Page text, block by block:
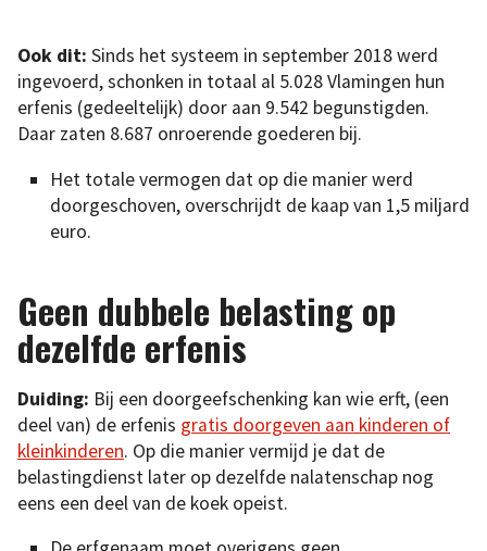
Ook dit: Sinds het systeem in september 2018 werd
ingevoerd, schonken in totaal al 5.028 Vlamingen hun
erfenis (gedeeltelijk) door aan 9.542 begunstigden.
Daar zaten 8.687 onroerende goederen bij.
Het totale vermogen dat op die manier werd
doorgeschoven, overschrijdt de kaap van 1,5 miljard
euro.
Geen dubbele belasting op
dezelfde erfenis
Duiding: Bij een doorgeefschenking kan wie erft, (een
deel van) de erfenis gratis doorgeven aan kinderen of
kleinkinderen. Op die manier vermijd je dat de
belastingdienst later op dezelfde nalatenschap nog
eens een deel van de koek opeist.